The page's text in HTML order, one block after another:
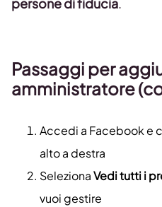
persone di fiducia.
Passaggi per
amministratore
Accedi a Facebook e
alto a destra
SelezionaVedi tutti i
vuoi gestire